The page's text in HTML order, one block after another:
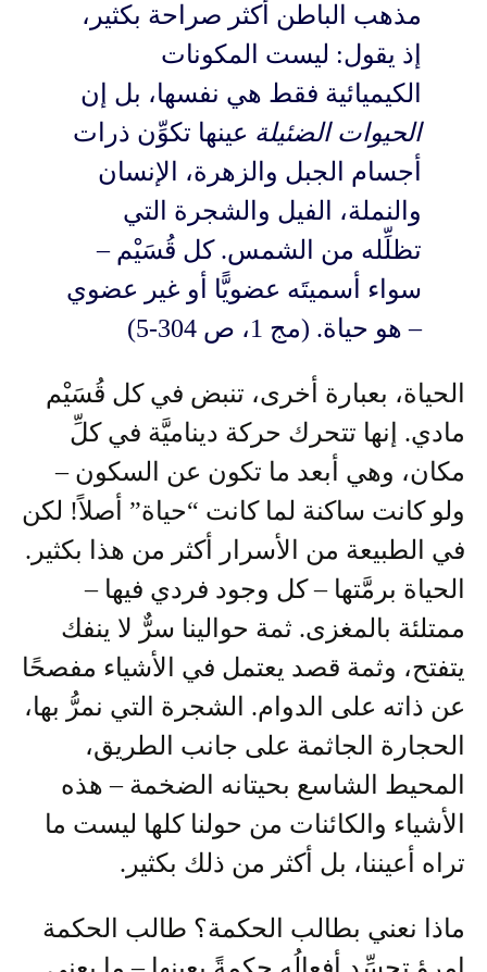
مذهب الباطن أكثر صراحة بكثير،
إذ يقول: ليست المكونات
الكيميائية فقط هي نفسها، بل إن
الحيوات الضئيلة عينها تكوِّن ذرات
أجسام الجبل والزهرة، الإنسان
والنملة، الفيل والشجرة التي
تظلِّله من الشمس. كل قُسَيْم –
سواء أسميتَه عضويًّا أو غير عضوي
– هو حياة. (مج 1، ص 304-5)
الحياة، بعبارة أخرى، تنبض في كل قُسَيْم
مادي. إنها تتحرك حركة ديناميَّة في كلِّ
مكان، وهي أبعد ما تكون عن السكون –
ولو كانت ساكنة لما كانت “حياة” أصلاً! لكن
في الطبيعة من الأسرار أكثر من هذا بكثير.
الحياة برمَّتها – كل وجود فردي فيها –
ممتلئة بالمغزى. ثمة حوالينا سرٌّ لا ينفك
يتفتح، وثمة قصد يعتمل في الأشياء مفصحًا
عن ذاته على الدوام. الشجرة التي نمرُّ بها،
الحجارة الجاثمة على جانب الطريق،
المحيط الشاسع بحيتانه الضخمة – هذه
الأشياء والكائنات من حولنا كلها ليست ما
تراه أعيننا، بل أكثر من ذلك بكثير.
ماذا نعني بطالب الحكمة؟ طالب الحكمة